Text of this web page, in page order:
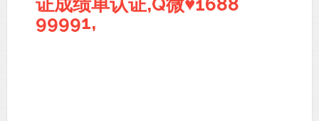
证成绩单认证,Q微♥1688
99991,